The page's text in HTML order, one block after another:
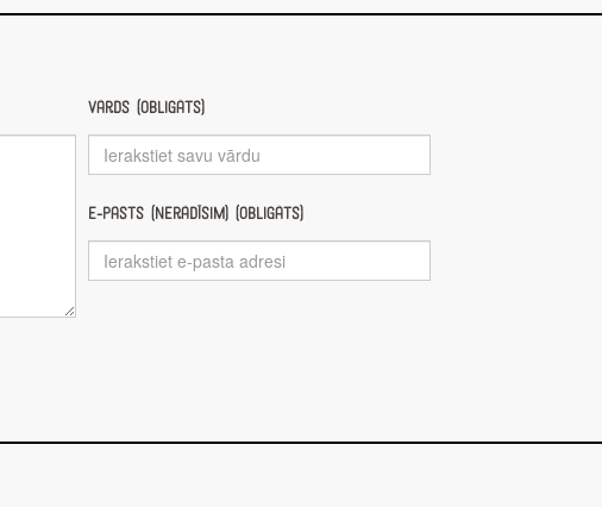
Vārds (obligāts)
E-pasts (nerādīsim) (obligāts)